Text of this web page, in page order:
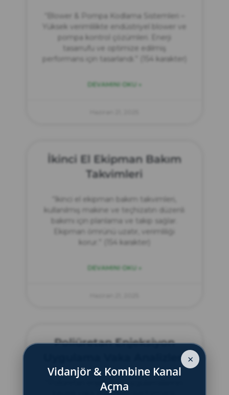
“Blower & Pompa Kodlama Sistemleri –
Yüksek verimlilikte endüstriyel blower ve
pompa kontrol çözümleri. Enerji
tasarrufu ve optimize edilmiş
performans için tasarlandı.” (154 karakter)
DEVAMINI OKU »
İkinci El Ekipman Bakım
Takvimleri
“İkinci el ekipman bakım takvimleri,
kullanılmış makine ve teçhizatın düzenli
bakımı için planlama ve takip sağlar.
Ekipman ömrünü uzatır, verimliliği
korur.” (154 karakter)
DEVAMINI OKU »
Poliüretan Enjeksiyon
Uygulama Vaka Analizleri
“Poliüretan enjeksiyon uygulamalarının
×
Vidanjör & Kombine Kanal
Açma